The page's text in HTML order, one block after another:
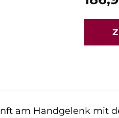
am Handgelenk mit